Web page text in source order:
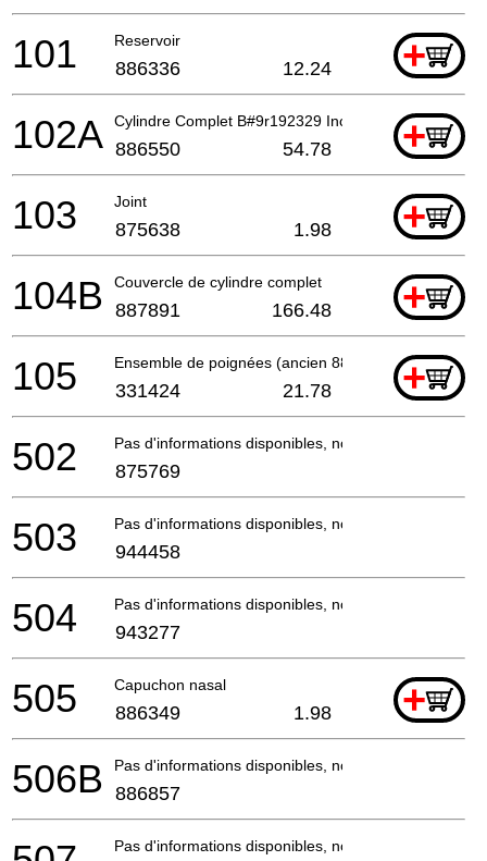
Reservoir +
101 886336 12.24
Cylindre Complet B#9r192329 Includ.41-48,52a
+
102A 886550 54.78
Joint +
103 875638 1.98
Couvercle de cylindre complet +
104B 887891 166.48
Ensemble de poignées (ancien 886317+886323)
+
105 331424 21.78
Pas d'informations disponibles, non commandable
502 875769
Pas d'informations disponibles, non commandable
503 944458
Pas d'informations disponibles, non commandable
504 943277
Capuchon nasal +
505 886349 1.98
Pas d'informations disponibles, non commandable
506B 886857
Pas d'informations disponibles, non commandable